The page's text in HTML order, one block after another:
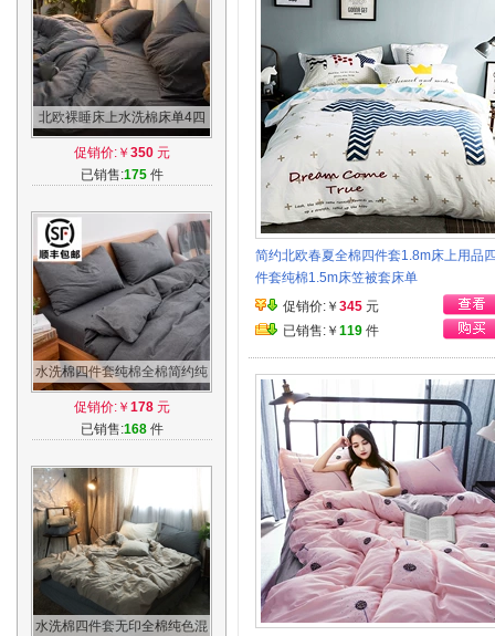
北欧裸睡床上水洗棉床单4四
件套被套全棉纯色1.8m床简约
纯棉双人
促销价:￥ 350元
已销售:175件
水洗棉四件套纯棉全棉简约纯
色床上用品学生宿舍被套床单
三件套4
促销价:￥ 178元
已销售:168件
水洗棉四件套无印全棉纯色混
简约北欧春夏全棉四件套1.8m床上用品
件套纯棉1.5m床笠被套床单
促销价:￥ 345 元
已销售:￥ 119 件